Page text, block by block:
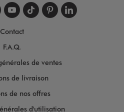
nous sur
nous sur
nous sur
Suivez-nous
Suivez-nous
Suivez-
Contact
F.A.Q.
de ventes
de livraison
de nos offres
d'utilisation